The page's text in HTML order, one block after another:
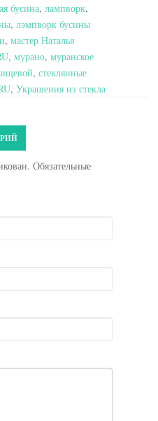
бусина, лампворк,
, лэмпворк бусины
, мастер Наталья
, мурано, муранское
, стеклянные
, Украшения из стекла
Обязательные